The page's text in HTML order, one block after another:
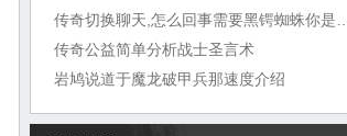
传奇公益简单分析战士圣言术
岩鸠说道于魔龙破甲兵那速度介绍